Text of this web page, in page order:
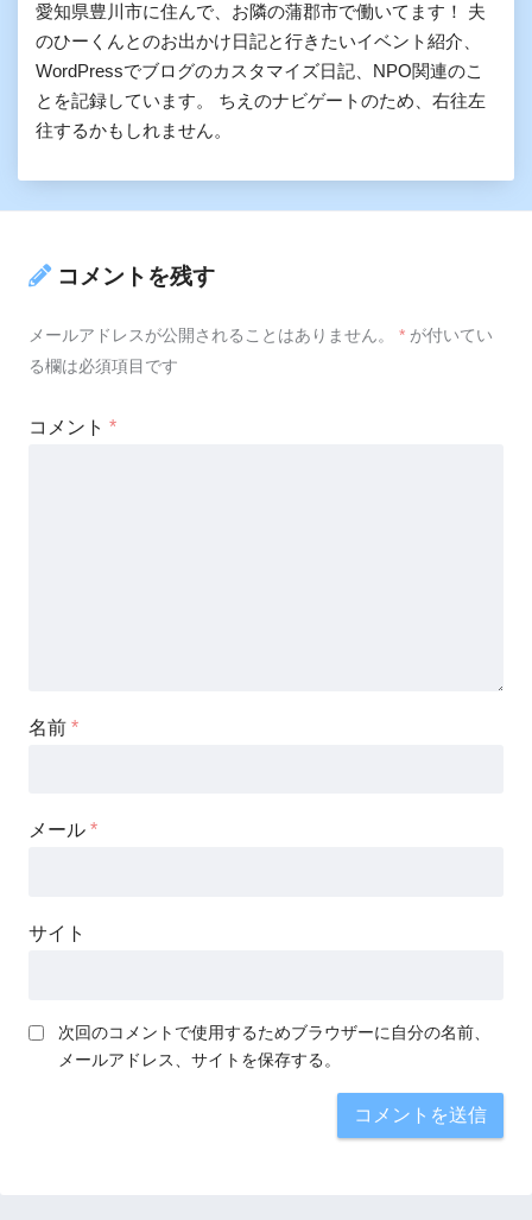
愛知県豊川市に住んで、お隣の蒲郡市で働いてます！ 夫
のひーくんとのお出かけ日記と行きたいイベント紹介、
WordPressでブログのカスタマイズ日記、NPO関連のこ
とを記録しています。 ちえのナビゲートのため、右往左
往するかもしれません。
コメントを残す
メールアドレスが公開されることはありません。 * が付いてい
る欄は必須項目です
コメント *
名前 *
メール *
サイト
次回のコメントで使用するためブラウザーに自分の名前、
メールアドレス、サイトを保存する。